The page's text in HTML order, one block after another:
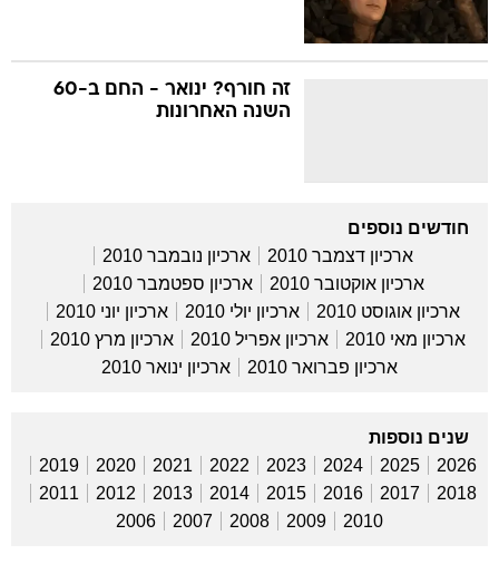
זה חורף? ינואר - החם ב-60
השנה האחרונות
חודשים נוספים
ארכיון דצמבר 2010
ארכיון נובמבר 2010
ארכיון אוקטובר 2010
ארכיון ספטמבר 2010
ארכיון אוגוסט 2010
ארכיון יולי 2010
ארכיון יוני 2010
ארכיון מאי 2010
ארכיון אפריל 2010
ארכיון מרץ 2010
ארכיון פברואר 2010
ארכיון ינואר 2010
שנים נוספות
2026
2025
2024
2023
2022
2021
2020
2019
2018
2017
2016
2015
2014
2013
2012
2011
2010
2009
2008
2007
2006